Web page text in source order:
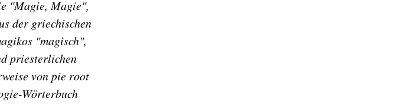
"Magie, Magie",
der griechischen
"magisch",
priesterlichen
von pie root
Wörterbuch